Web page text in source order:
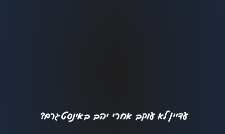
עדיין לא עוקב אחרי יהב באינסטגרם?